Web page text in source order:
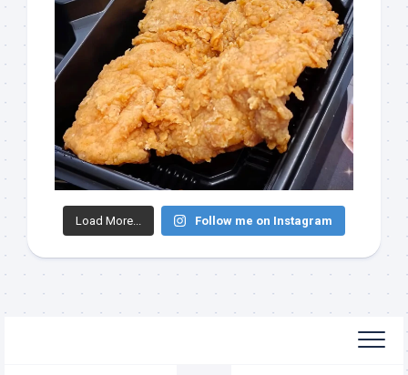
Load More... Follow me on Instagram